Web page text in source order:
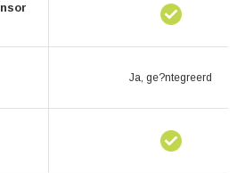
Ja, ge?ntegreerd